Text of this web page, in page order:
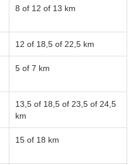
8 of 12 of 13 km
12 of 18,5 of 22,5 km
5 of 7 km
13,5 of 18,5 of 23,5 of 24,5
km
15 of 18 km